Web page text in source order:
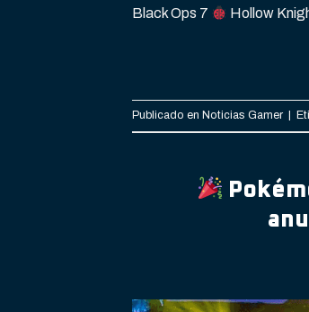
Black Ops 7
Hollow
Publicado en Noticias Gamer